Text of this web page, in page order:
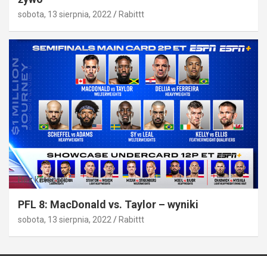
sobota, 13 sierpnia, 2022 Rabittt
Bez kategorii
PFL 8: MacDonald vs. Taylor – wyniki
sobota, 13 sierpnia, 2022 Rabittt